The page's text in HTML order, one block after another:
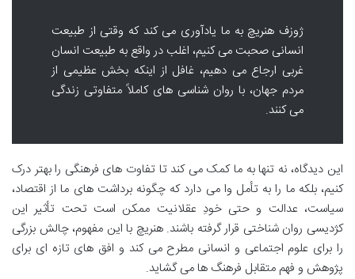
ژوزف هنریچ به ما یادآوری می کند که وقتی از طبیعت
انسانی صحبت می کنیم، اغلب در واقع به طبیعت انسان
غربی ارجاع می دهیم، غافل از اینکه بخش عظیمی از
مردم جهان، با روان شناسی های کاملاً متفاوتی زندگی
می کنند.
این دیدگاه، نه تنها به ما کمک می کند تا تفاوت های فرهنگی را بهتر درک
کنیم، بلکه ما را به تأمل وا می دارد که چگونه برداشت های ما از اقتصاد،
سیاست، عدالت و حتی خودِ عقلانیت ممکن است تحت تأثیر این
کژدیسی روان شناختی قرار گرفته باشند. هنریچ با این مفهوم، چالش بزرگی
را برای علوم اجتماعی و انسانی مطرح می کند و افق های تازه ای برای
پژوهش و فهم متقابل فرهنگ ها می گشاید.